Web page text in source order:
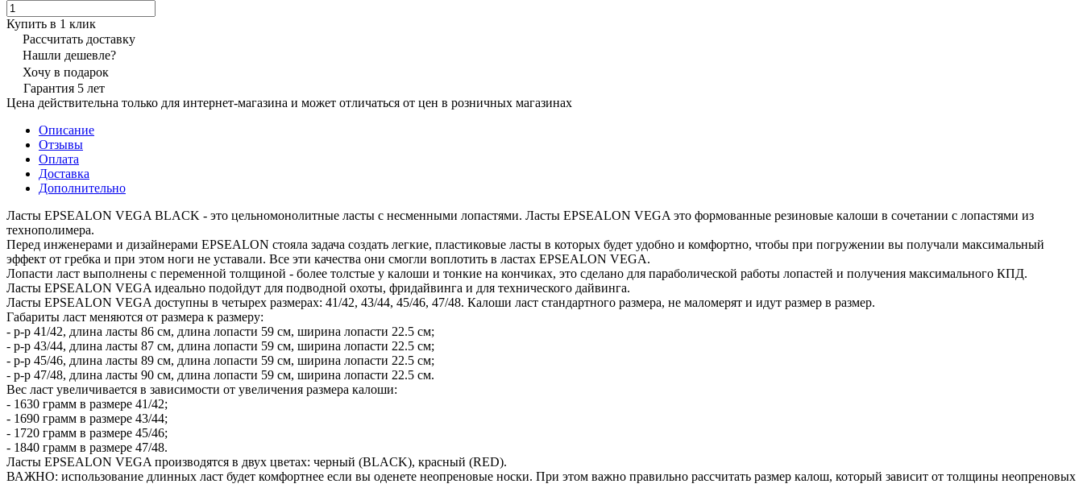
Купить в 1 клик
Рассчитать доставку
Нашли дешевле?
Хочу в подарок
Гарантия 5 лет
Цена действительна только для интернет-магазина и может отличаться от цен в розничных магазинах
Описание
Отзывы
Оплата
Доставка
Дополнительно
Ласты EPSEALON VEGA BLACK - это цельномонолитные ласты с несменными лопастями. Ласты EPSEALON VEGA это формованные резиновые калоши в сочетании с лопастями из
технополимера.
Перед инженерами и дизайнерами EPSEALON стояла задача создать легкие, пластиковые ласты в которых будет удобно и комфортно, чтобы при погружении вы получали максимальный
эффект от гребка и при этом ноги не уставали. Все эти качества они смогли воплотить в ластах EPSEALON VEGA.
Лопасти ласт выполнены с переменной толщиной - более толстые у калоши и тонкие на кончиках, это сделано для параболической работы лопастей и получения максимального КПД.
Ласты EPSEALON VEGA идеально подойдут для подводной охоты, фридайвинга и для технического дайвинга.
Ласты EPSEALON VEGA доступны в четырех размерах: 41/42, 43/44, 45/46, 47/48. Калоши ласт стандартного размера, не маломерят и идут размер в размер.
Габариты ласт меняются от размера к размеру:
- р-р 41/42, длина ласты 86 см, длина лопасти 59 см, ширина лопасти 22.5 см;
- р-р 43/44, длина ласты 87 см, длина лопасти 59 см, ширина лопасти 22.5 см;
- р-р 45/46, длина ласты 89 см, длина лопасти 59 см, ширина лопасти 22.5 см;
- р-р 47/48, длина ласты 90 см, длина лопасти 59 см, ширина лопасти 22.5 см.
Вес ласт увеличивается в зависимости от увеличения размера калоши:
- 1630 грамм в размере 41/42;
- 1690 грамм в размере 43/44;
- 1720 грамм в размере 45/46;
- 1840 грамм в размере 47/48.
Ласты EPSEALON VEGA производятся в двух цветах: черный (BLACK), красный (RED).
ВАЖНО: использование длинных ласт будет комфортнее если вы оденете неопреновые носки. При этом важно правильно рассчитать размер калош, который зависит от толщины неопреновых